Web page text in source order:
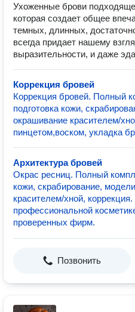
Ухоженные брови
которая создает общее
темных, длинных,
всегда придает нашему
выразительности, и даже
Коррекция бровей
Коррекция бровей. Полный
подготовка кожи,
окрашивание красителем/
пинцетом,воском, укладка
Архитектура бровей
Окрас ресниц. Полный
кожи, скрабирование,
красителем/хной,
профессиональной
проверенных фирм.
Позвонить